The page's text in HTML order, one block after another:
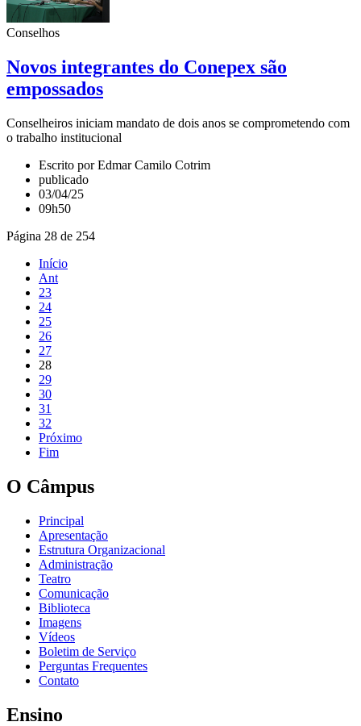
Conselhos
Novos integrantes do Conepex são
empossados
Conselheiros iniciam mandato de dois anos se comprometendo com
o trabalho institucional
Escrito por Edmar Camilo Cotrim
publicado
03/04/25
09h50
Página 28 de 254
Início
Ant
23
24
25
26
27
28
29
30
31
32
Próximo
Fim
O Câmpus
Principal
Apresentação
Estrutura Organizacional
Administração
Teatro
Comunicação
Biblioteca
Imagens
Vídeos
Boletim de Serviço
Perguntas Frequentes
Contato
Ensino